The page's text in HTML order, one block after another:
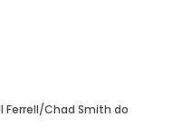
Ferrell/Chad Smith do